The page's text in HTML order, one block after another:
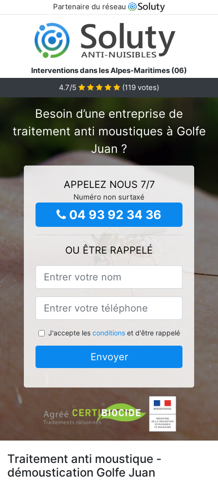
Partenaire du réseau
Interventions dans les Alpes-Maritimes (06)
4.7/5
(119 votes)
Besoin d’une entreprise de
traitement anti moustiques à Golfe
Juan ?
APPELEZ NOUS 7/7
Numéro non surtaxé
04 93 92 34 36
OU ÊTRE RAPPELÉ
J'accepte les conditionset d'être rappelé
Envoyer
Traitement anti moustique -
démoustication Golfe Juan